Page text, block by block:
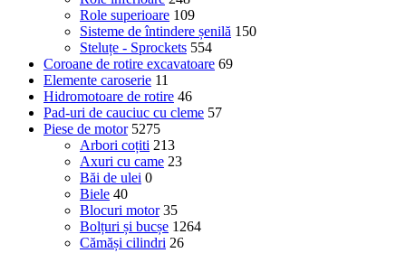
Role superioare 109
Sisteme de întindere șenilă 150
Steluțe - Sprockets 554
Coroane de rotire excavatoare 69
Elemente caroserie 11
Hidromotoare de rotire 46
Pad-uri de cauciuc cu cleme 57
Piese de motor 5275
Arbori coțiti 213
Axuri cu came 23
Băi de ulei 0
Biele 40
Blocuri motor 35
Bolțuri și bucșe 1264
Cămăși cilindri 26